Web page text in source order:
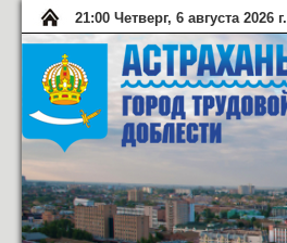
21:00 Четверг, 6 августа 2026 г.